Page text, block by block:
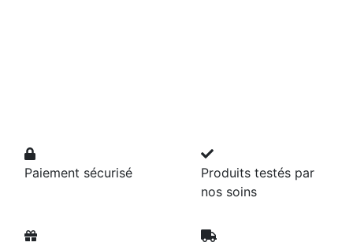
Paiement sécurisé
Produits testés par
nos soins